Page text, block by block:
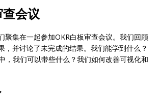
会议
聚集在一起参加OKR白板审查会议。我们回顾
，并讨论了未完成的结果。我们能学到什么？
，我们可以带些什么？我们如何改善可视化和